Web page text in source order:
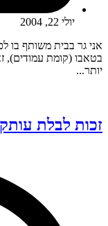
יולי 22, 2004
אני גר בבית משותף בו
בטאבו (קומת עמודים),
יותר...
זכות לבלת